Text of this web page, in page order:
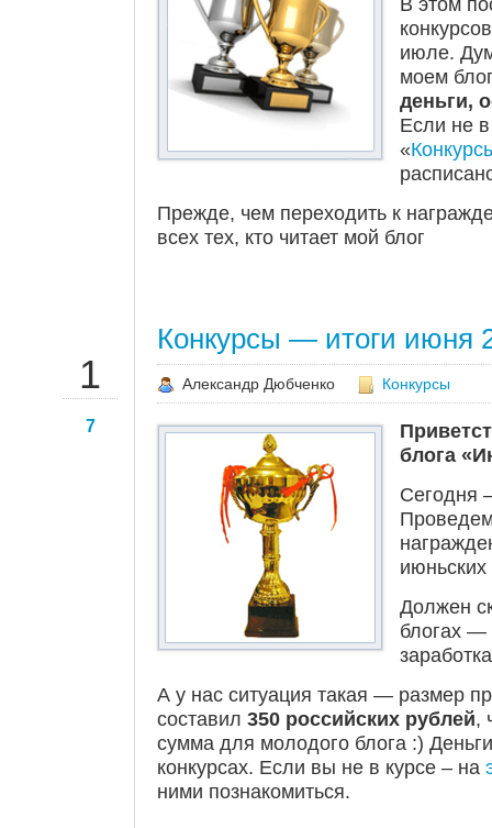
июле.
моем
деньги,
Если не
«
Прежде, чем переходить к
всех тех, кто читает мой блог
1
7
Конкурсы — итоги июня
Александр Дюбченко Конкурсы
блога
Сегодня
июньских
Должен
блогах —
А у нас ситуация такая — размер
составил 350 российских рублей,
сумма для молодого блога :)
конкурсах. Если вы не в курсе – на
ними познакомиться.